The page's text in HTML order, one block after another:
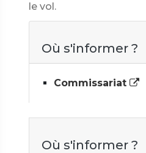
le vol.
Où s'informer ?
Commissariat
Où s'informer ?